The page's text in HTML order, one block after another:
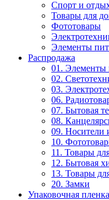
Спорт и
Товары для
Фототовары
Элементы
Распродажа
01. Элементы
02.
03.
06.
07. Бытовая
08.
09. Носители
10.
11. Товары
12. Бытовая
13. Товары
20. Замки
Упаковочная пленка